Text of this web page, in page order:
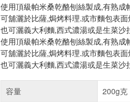
使用頂級帕米桑乾酪刨絲製成,有熟成
可舖灑於比薩,焗烤料理.或市麵包表
也可灑義大利麵,西式濃湯或是生菜沙
使用頂級帕米桑乾酪刨絲製成,有熟成
可舖灑於比薩,焗烤料理.或市麵包表
也可灑義大利麵,西式濃湯或是生菜沙
容量
200g克